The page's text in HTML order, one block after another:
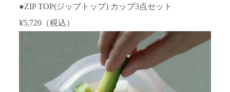
●ZIP TOP(ジップトップ) カップ3点セット
¥5,720 （税込）